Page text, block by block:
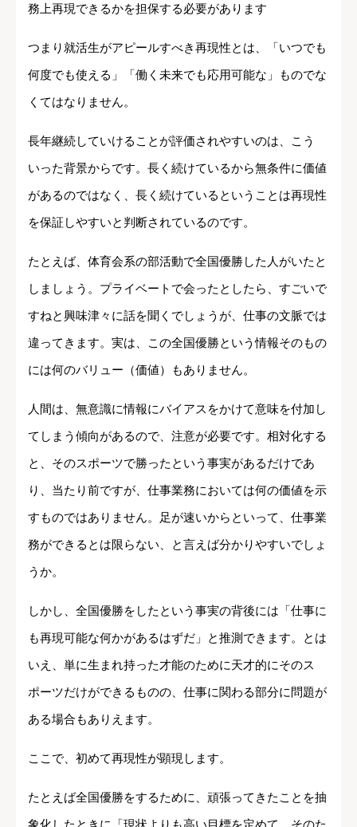
務上再現できるかを担保する必要があります
つまり就活生がアピールすべき再現性とは、「いつでも
何度でも使える」「働く未来でも応用可能な」ものでな
くてはなりません。
長年継続していけることが評価されやすいのは、こう
いった背景からです。長く続けているから無条件に価値
があるのではなく、長く続けているということは再現性
を保証しやすいと判断されているのです。
たとえば、体育会系の部活動で全国優勝した人がいたと
しましょう。プライベートで会ったとしたら、すごいで
すねと興味津々に話を聞くでしょうが、仕事の文脈では
違ってきます。実は、この全国優勝という情報そのもの
には何のバリュー（価値）もありません。
人間は、無意識に情報にバイアスをかけて意味を付加し
てしまう傾向があるので、注意が必要です。相対化する
と、そのスポーツで勝ったという事実があるだけであ
り、当たり前ですが、仕事業務においては何の価値を示
すものではありません。足が速いからといって、仕事業
務ができるとは限らない、と言えば分かりやすいでしょ
うか。
しかし、全国優勝をしたという事実の背後には「仕事に
も再現可能な何かがあるはずだ」と推測できます。とは
いえ、単に生まれ持った才能のために天才的にそのス
ポーツだけができるものの、仕事に関わる部分に問題が
ある場合もありえます。
ここで、初めて再現性が顕現します。
たとえば全国優勝をするために、頑張ってきたことを抽